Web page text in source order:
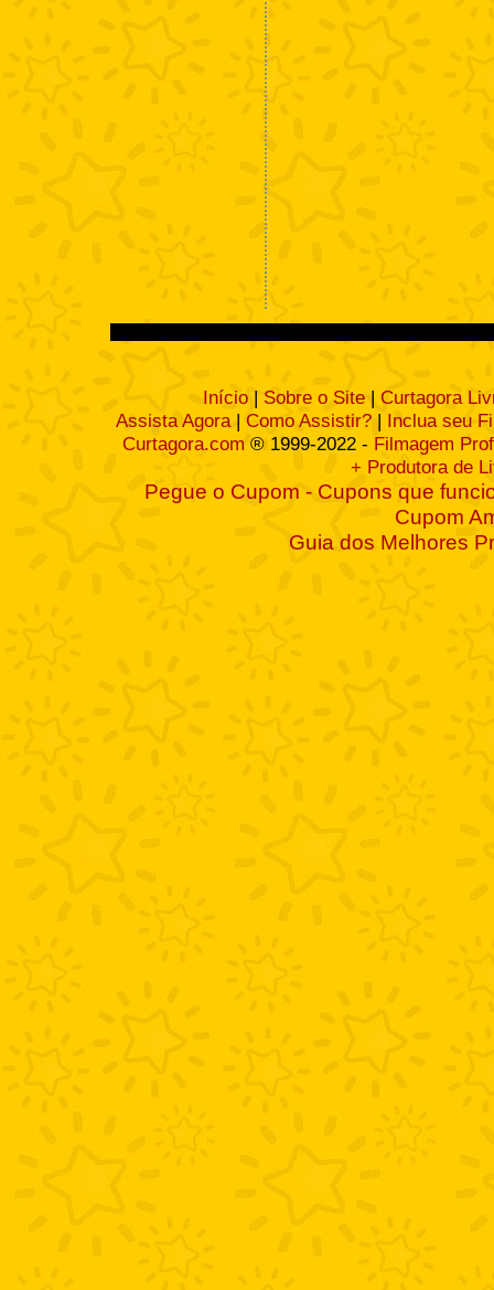
Início | Sobre o Site | Curtagora
Assista Agora| Como Assistir? | Inclua seu
Curtagora.com ® 1999-2022 - Filmagem
+ Produtora de
Pegue o Cupom - Cupons que
Cupom
Guia dos Melhores